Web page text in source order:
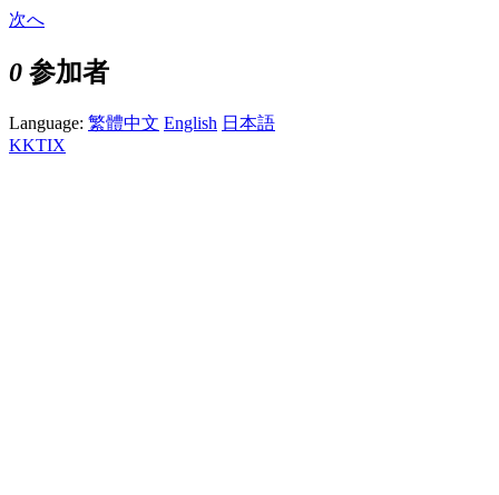
次へ
0 参加者
Language: 繁體中文 English 日本語
KKTIX